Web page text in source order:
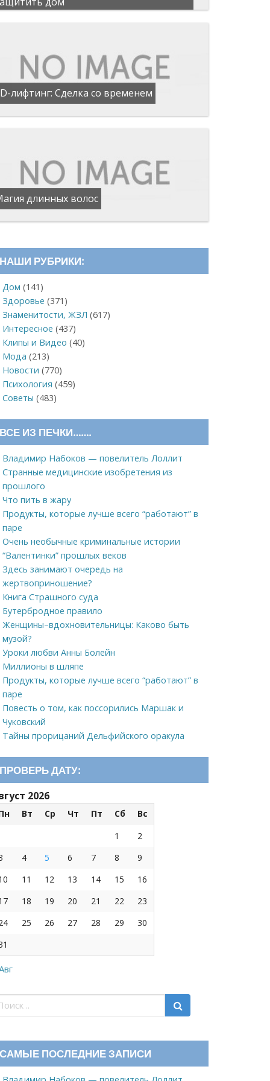
лифтинг: Сделка со временем
длинных волос
НАШИ РУБРИКИ:
Дом (141)
Здоровье (371)
Знаменитости, ЖЗЛ (617)
Интересное (437)
Клипы и Видео (40)
Мода (213)
Новости (770)
Психология (459)
Советы (483)
ВСЕ ИЗ ПЕЧКИ…….
Владимир Набоков — повелитель Лоллит
Странные медицинские изобретения из
прошлого
Что пить в жару
Продукты, которые лучше всего “работают” в
паре
Очень необычные криминальные истории
“Валентинки” прошлых веков
Здесь занимают очередь на
жертвоприношение?
Книга Страшного суда
Бутербродное правило
Женщины–вдохновительницы: Каково быть
музой?
Уроки любви Анны Болейн
Миллионы в шляпе
Продукты, которые лучше всего “работают” в
паре
Повесть о том, как поссорились Маршак и
Чуковский
Тайны прорицаний Дельфийского оракула
ПРОВЕРЬ ДАТУ:
2026
Вт Ср Чт Пт Сб
Вс
1
2
4 5 6 7 8
9
11 12 13 14 15
16
18 19 20 21 22
23
25 26 27 28 29
30
САМЫЕ ПОСЛЕДНИЕ ЗАПИСИ